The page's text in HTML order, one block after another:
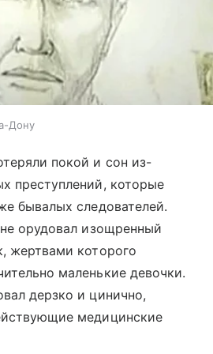
Дону
покой и сон из-
преступлений, которые
бывалых следователей.
орудовал изощренный
жертвами которого
маленькие девочки.
дерзко и цинично,
медицинские